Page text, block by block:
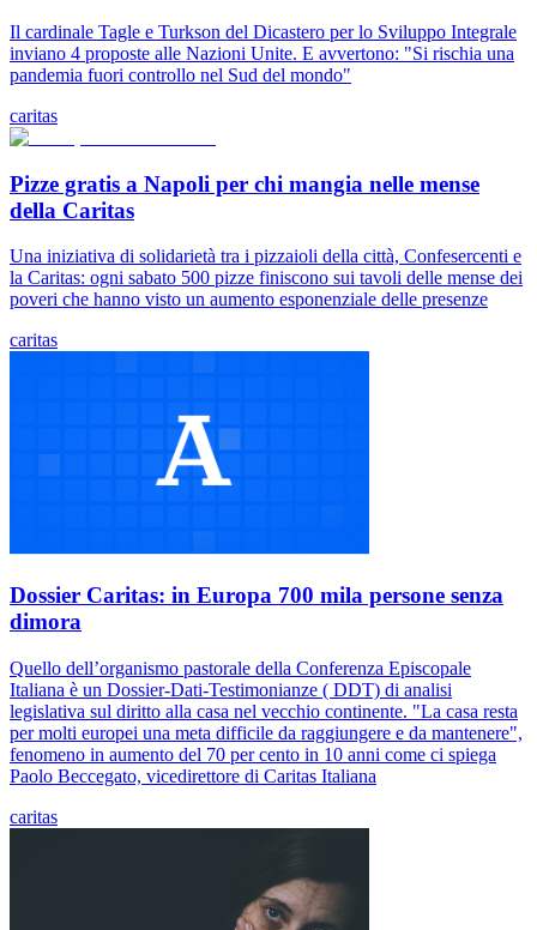
Il cardinale Tagle e Turkson del Dicastero per lo Sviluppo Integrale
inviano 4 proposte alle Nazioni Unite. E avvertono: "Si rischia una
pandemia fuori controllo nel Sud del mondo"
caritas
Pizze gratis a Napoli per chi mangia nelle mense
della Caritas
Una iniziativa di solidarietà tra i pizzaioli della città, Confesercenti e
la Caritas: ogni sabato 500 pizze finiscono sui tavoli delle mense dei
poveri che hanno visto un aumento esponenziale delle presenze
caritas
Dossier Caritas: in Europa 700 mila persone senza
dimora
Quello dell’organismo pastorale della Conferenza Episcopale
Italiana è un Dossier-Dati-Testimonianze ( DDT) di analisi
legislativa sul diritto alla casa nel vecchio continente. "La casa resta
per molti europei una meta difficile da raggiungere e da mantenere",
fenomeno in aumento del 70 per cento in 10 anni come ci spiega
Paolo Beccegato, vicedirettore di Caritas Italiana
caritas